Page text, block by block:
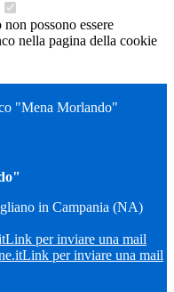
possono essere
nella pagina della cookie
"Mena Morlando"
in Campania (NA)
Link per inviare una mail
Link per inviare una mail